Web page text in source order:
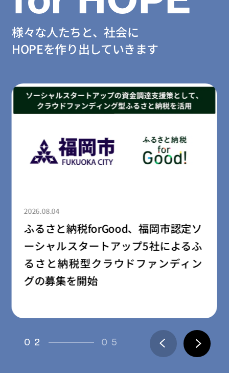
様々な人たちと、社会に
HOPEを作り出していきます
2026.08.04
ふるさと納税forGood、郡山市の「社
会起業家加速化支援プログラム」採
択事業者によるプロジェクトの寄附
受付開始
03 05